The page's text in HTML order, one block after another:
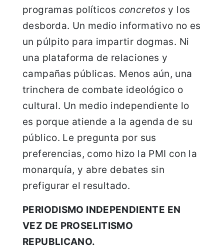
programas políticos concretos y los
desborda. Un medio informativo no es
un púlpito para impartir dogmas. Ni
una plataforma de relaciones y
campañas públicas. Menos aún, una
trinchera de combate ideológico o
cultural. Un medio independiente lo
es porque atiende a la agenda de su
público. Le pregunta por sus
preferencias, como hizo la PMI con la
monarquía, y abre debates sin
prefigurar el resultado.
PERIODISMO INDEPENDIENTE EN
VEZ DE PROSELITISMO
REPUBLICANO.